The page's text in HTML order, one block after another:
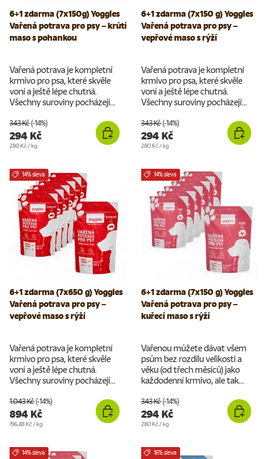
6+1 zdarma (7x150g) Yoggies
Vařená potrava pro psy – krůtí
maso s pohankou
Vařená potrava je kompletní
krmivo pro psa, které skvěle
voní a ještě lépe chutná.
Všechny suroviny pocházejí...
343 Kč(-14%)
294 Kč
Cena za jednotku
280 Kč /kg
6+1 zdarma (7x150 g) Yoggies
Vařená potrava pro psy –
vepřové maso s rýží
Vařená potrava je kompletní
krmivo pro psa, které skvěle
voní a ještě lépe chutná.
Všechny suroviny pocházejí...
343 Kč(-14%)
294 Kč
Cena za jednotku
280 Kč /kg
14% sleva
6+1 zdarma (7x650 g) Yoggies
Vařená potrava pro psy –
vepřové maso s rýží
Vařená potrava je kompletní
krmivo pro psa, které skvěle
voní a ještě lépe chutná.
Všechny suroviny pocházejí...
1.043 Kč(-14%)
894 Kč
Cena za jednotku
196,48 Kč /kg
14% sleva
6+1 zdarma (7x150 g) Yoggies
Vařená potrava pro psy –
kuřecí maso s rýží
Vařenou můžete dávat všem
psům bez rozdílu velikosti a
věku (od třech měsíců) jako
každodenní krmivo, ale tak...
343 Kč(-14%)
294 Kč
Cena za jednotku
280 Kč /kg
14% sleva 16% sleva